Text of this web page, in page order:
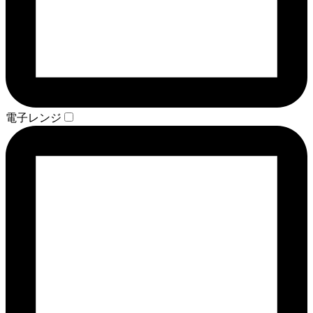
電子レンジ